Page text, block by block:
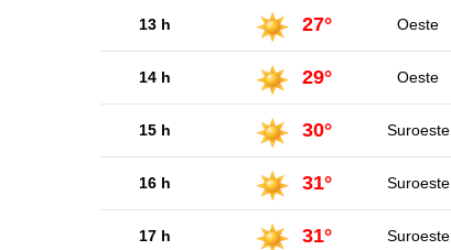
13 h 27° Oeste
14 h 29° Oeste
15 h 30° Suroeste
16 h 31° Suroeste
17 h 31° Suroeste